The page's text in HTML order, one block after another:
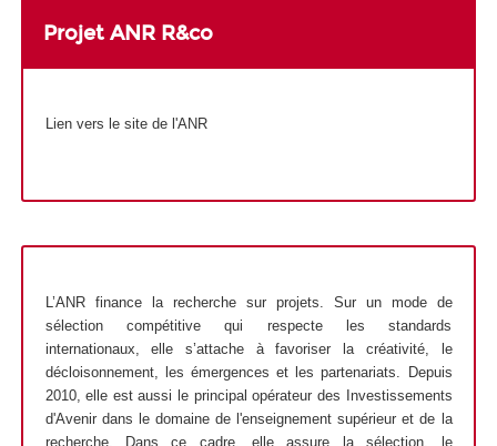
Projet ANR R&co
Lien vers le site de l'ANR
L’ANR finance la recherche sur projets. Sur un mode de
sélection compétitive qui respecte les standards
internationaux, elle s’attache à favoriser la créativité, le
décloisonnement, les émergences et les partenariats. Depuis
2010, elle est aussi le principal opérateur des Investissements
d'Avenir dans le domaine de l'enseignement supérieur et de la
recherche. Dans ce cadre, elle assure la sélection, le